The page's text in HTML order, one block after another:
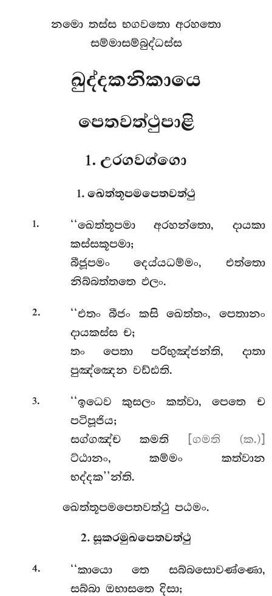
නමො තස්ස භගවතො අරහතො
සම්මාසම්බුද්ධස්ස
ඛුද්දකනිකායෙ
පෙතවත්ථුපාළි
1. උරගවග්ගො
1. ඛෙත්තූපමපෙතවත්ථු
1. ‘‘ඛෙත්තූපමාඅරහන්තො, දායකා
කස්සකූපමා;
බීජූපමං දෙය්යධම්මං, එත්තො
නිබ්බත්තතෙ ඵලං.
2.
‘‘එතං බීජං කසි ඛෙත්තං, පෙතානං
දායකස්ස ච;
තං පෙතා පරිභුඤ්ජන්ති, දාතා
පුඤ්ඤෙන වඩ්ඪති.
3. ‘‘ඉධෙවකුසලං කත්වා, පෙතෙ ච
පටිපූජිය;
සග්ගඤ්ච කමති
[ගමති (ක.)]
ට්ඨානං, කම්මං කත්වාන
භද්දක’’න්ති.
ඛෙත්තූපමපෙතවත්ථු පඨමං.
2. සූකරමුඛපෙතවත්ථු
4. ‘‘කායො තෙ සබ්බසොවණ්ණො,
සබ්බා ඔභාසතෙ දිසා;